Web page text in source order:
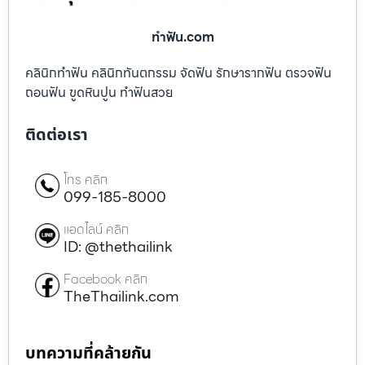
ทําฟัน.com
คลินิกทำฟัน คลินิกทันตกรรม จัดฟัน รักษารากฟัน ตรวจฟัน
ถอนฟัน ขูดหินปูน ทำฟันสวย
ติดต่อเรา
โทร คลิก
099-185-8000
แอดไลน์ คลิก
ID: @thethailink
Facebook คลิก
TheThailink.com
บทความที่คล้ายกัน